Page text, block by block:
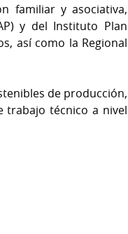
familiar y asociativa,
y del Instituto Plan
así como la Regional
de producción,
trabajo técnico a nivel